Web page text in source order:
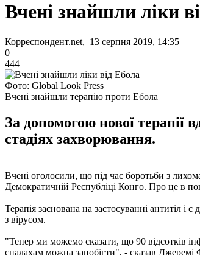
Вчені знайшли ліки
Корреспондент.net, 13 серпня 2019, 14:35
0
444
Фото: Global Look Press
Вчені знайшли терапію проти Ебола
За допомогою нової терапії
стадіях захворювання.
Вчені оголосили, що під час боротьби з
Демократичній Республіці Конго. Про це в
Терапія заснована на застосуванні антитіл
з вірусом.
"Тепер ми можемо сказати, що 90 відсотків
спалахам можна запобігти", - сказав Джеремі